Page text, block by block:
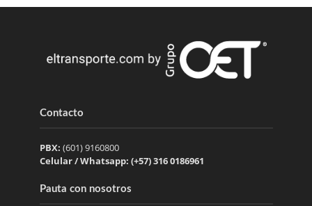
Contacto
PBX: (601) 9160800
Celular / Whatsapp: (+57) 316 0186961
Pauta con nosotros